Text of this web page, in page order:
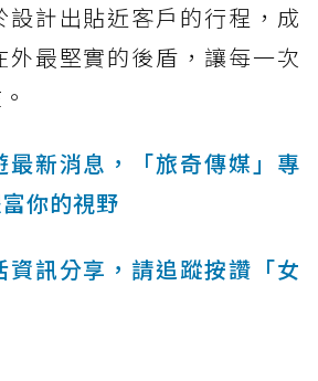
設計出貼近客戶的行程，成
外最堅實的後盾，讓每一次
最新消息，「旅奇傳媒」專
你的視野
訊分享，請追蹤按讚「女